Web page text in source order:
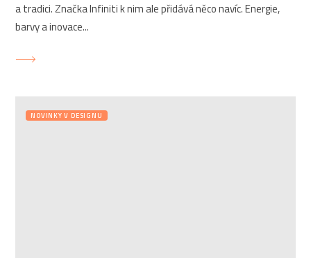
a tradici. Značka Infiniti k nim ale přidává něco navíc. Energie,
barvy a inovace...
NOVINKY V DESIGNU